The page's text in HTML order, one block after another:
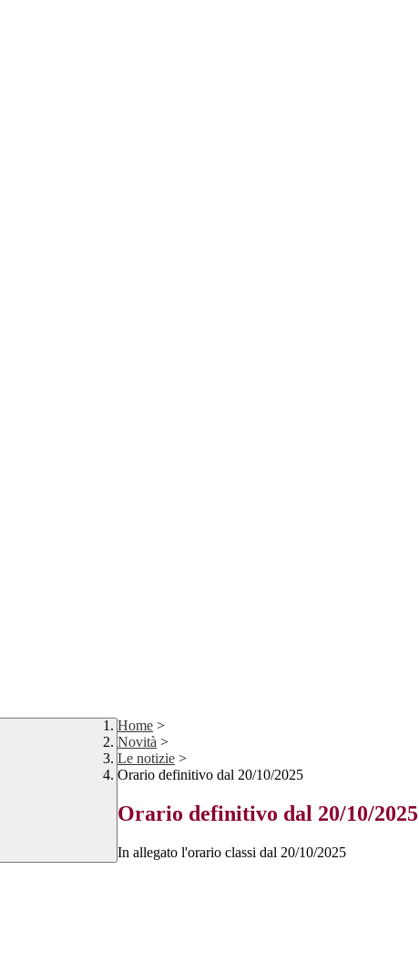
Home >
Novità >
Le notizie >
Orario definitivo dal 20/10/2025
Orario definitivo dal 20/10/2025
In allegato l'orario classi dal 20/10/2025